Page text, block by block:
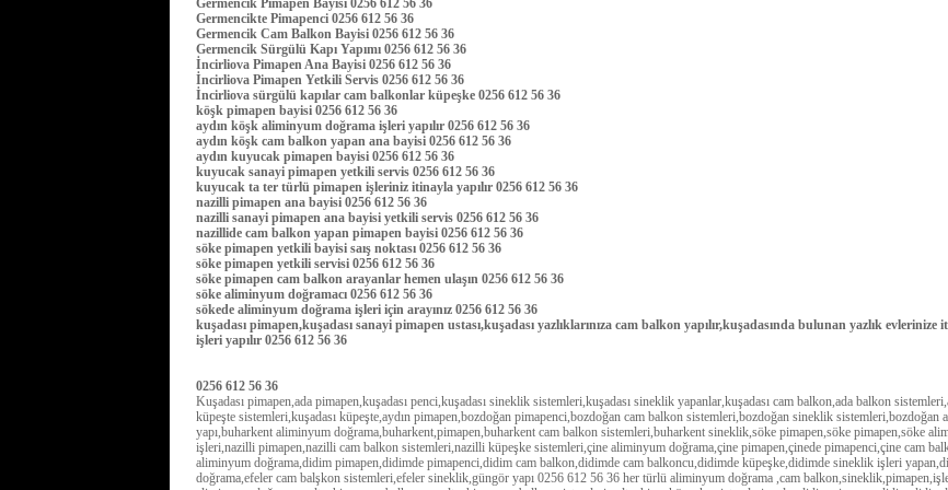
Germencik Pimapen Bayisi 0256 612 56 36
Germencikte Pimapenci 0256 612 56 36
Germencik Cam Balkon Bayisi 0256 612 56 36
Germencik Sürgülü Kapı Yapımı 0256 612 56 36
İncirliova Pimapen Ana Bayisi 0256 612 56 36
İncirliova Pimapen Yetkili Servis 0256 612 56 36
İncirliova sürgülü kapılar cam balkonlar küpeşke 0256 612 56 36
köşk pimapen bayisi 0256 612 56 36
aydın köşk aliminyum doğrama işleri yapılır 0256 612 56 36
aydın köşk cam balkon yapan ana bayisi 0256 612 56 36
aydın kuyucak pimapen bayisi 0256 612 56 36
kuyucak sanayi pimapen yetkili servis 0256 612 56 36
kuyucak ta ter türlü pimapen işleriniz itinayla yapılır 0256 612 56 36
nazilli pimapen ana bayisi 0256 612 56 36
nazilli sanayi pimapen ana bayisi yetkili servis 0256 612 56 36
nazillide cam balkon yapan pimapen bayisi 0256 612 56 36
söke pimapen yetkili bayisi saış noktası 0256 612 56 36
söke pimapen yetkili servisi 0256 612 56 36
söke pimapen cam balkon arayanlar hemen ulaşın 0256 612 56 36
söke aliminyum doğramacı 0256 612 56 36
sökede aliminyum doğrama işleri için arayınız 0256 612 56 36
kuşadası pimapen,kuşadası sanayi pimapen ustası,kuşadası yazlıklarınıza cam balkon yapılır,kuşadasında bulunan yazlık
işleri yapılır 0256 612 56 36
0256 612 56 36
Kuşadası pimapen,ada pimapen,kuşadası penci,kuşadası sineklik sistemleri,kuşadası sineklik yapanlar,kuşadası cam balkon,ada balkon
küpeşte sistemleri,kuşadası küpeşte,aydın pimapen,bozdoğan pimapenci,bozdoğan cam balkon sistemleri,bozdoğan sineklik
yapı,buharkent aliminyum doğrama,buharkent,pimapen,buharkent cam balkon sistemleri,buharkent sineklik,söke pimapen,söke pimapen,söke
işleri,nazilli pimapen,nazilli cam balkon sistemleri,nazilli küpeşke sistemleri,çine aliminyum doğrama,çine pimapen,çinede pimapenci,çine cam
aliminyum doğrama,didim pimapen,didimde pimapenci,didim cam balkon,didimde cam balkoncu,didimde küpeşke,didimde sineklik işleri
doğrama,efeler cam balşkon sistemleri,efeler sineklik,güngör yapı 0256 612 56 36 her türlü aliminyum doğrama ,cam